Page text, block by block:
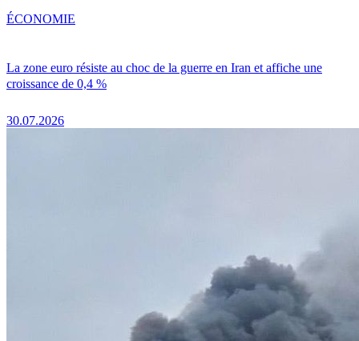
La zone euro résiste au choc de la guerre en Iran et affiche une
croissance de 0,4 %
30.07.2026
ÉCONOMIE